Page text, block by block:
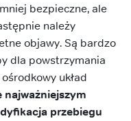
bezpieczne, ale
należy
objawy. Są bardzo
dla powstrzymania
układ
najważniejszym
przebiegu